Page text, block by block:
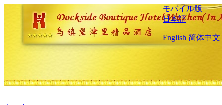
モバイル版
日本語
English 简体中文